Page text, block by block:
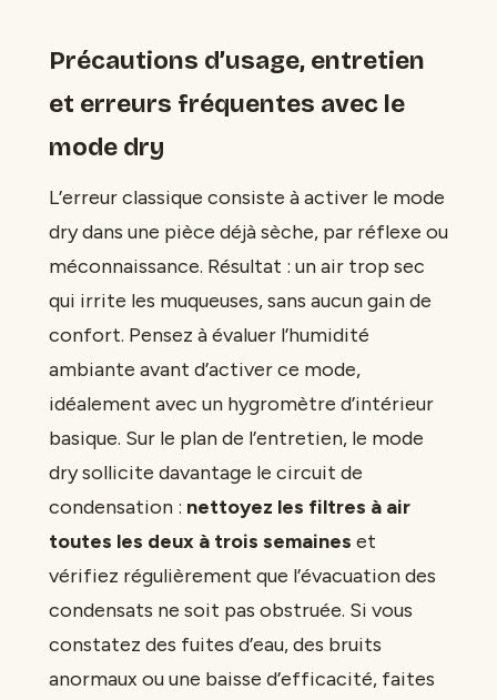
Précautions d’usage, entretien
et erreurs fréquentes avec le
mode dry
L’erreur classique consiste à activer le mode
dry dans une pièce déjà sèche, par réflexe ou
méconnaissance. Résultat : un air trop sec
qui irrite les muqueuses, sans aucun gain de
confort. Pensez à évaluer l’humidité
ambiante avant d’activer ce mode,
idéalement avec un hygromètre d’intérieur
basique. Sur le plan de l’entretien, le mode
dry sollicite davantage le circuit de
condensation : nettoyez les filtres à air
toutes les deux à trois semaines et
vérifiez régulièrement que l’évacuation des
condensats ne soit pas obstruée. Si vous
constatez des fuites d’eau, des bruits
anormaux ou une baisse d’efficacité, faites